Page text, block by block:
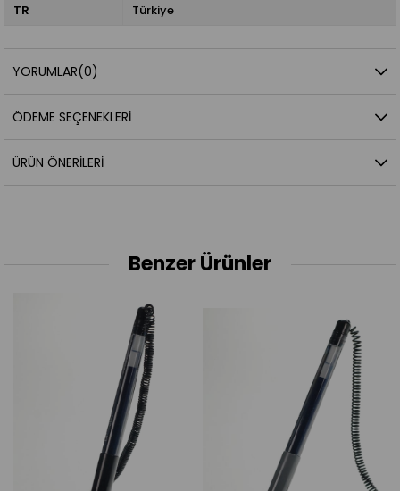
TR Türkiye
YORUMLAR(0)
ÖDEME SEÇENEKLERI
ÜRÜN ÖNERILERI
Benzer Ürünler